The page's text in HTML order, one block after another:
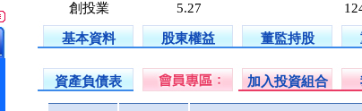
創投業 5.27
基本資料 股東權益 董監持股
資產負債表 加入投資組合